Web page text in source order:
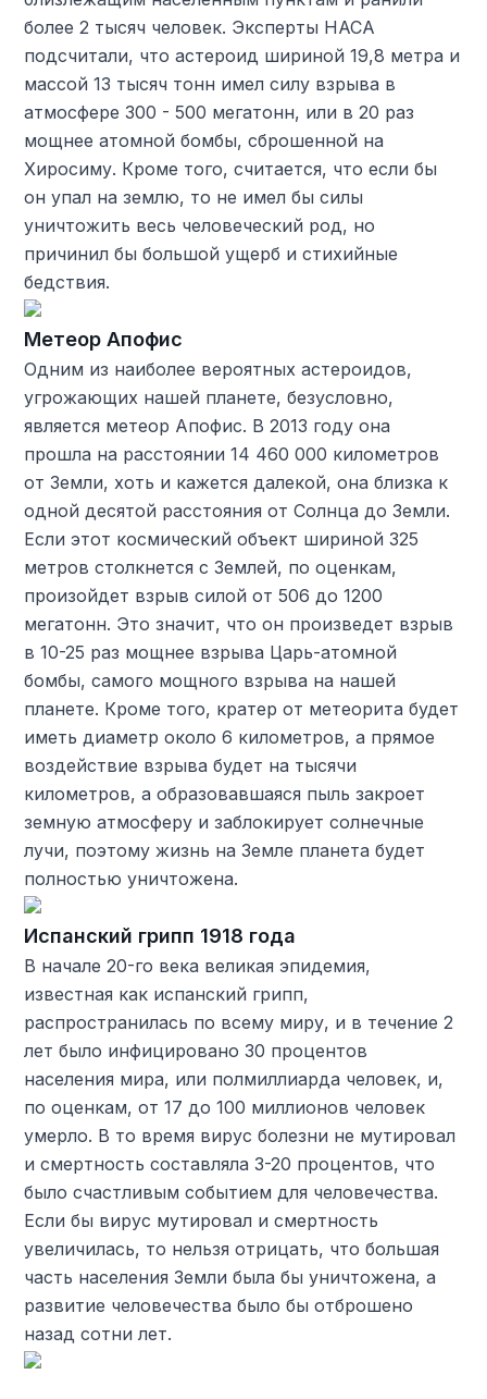
более 2 тысяч человек. Эксперты НАСА
подсчитали, что астероид шириной 19,8 метра и
массой 13 тысяч тонн имел силу взрыва в
атмосфере 300 - 500 мегатонн, или в 20 раз
мощнее атомной бомбы, сброшенной на
Хиросиму. Кроме того, считается, что если бы
он упал на землю, то не имел бы силы
уничтожить весь человеческий род, но
причинил бы большой ущерб и стихийные
бедствия.
Метеор Апофис
Одним из наиболее вероятных астероидов,
угрожающих нашей планете, безусловно,
является метеор Апофис. В 2013 году она
прошла на расстоянии 14 460 000 километров
от Земли, хоть и кажется далекой, она близка к
одной десятой расстояния от Солнца до Земли.
Если этот космический объект шириной 325
метров столкнется с Землей, по оценкам,
произойдет взрыв силой от 506 до 1200
мегатонн. Это значит, что он произведет взрыв
в 10-25 раз мощнее взрыва Царь-атомной
бомбы, самого мощного взрыва на нашей
планете. Кроме того, кратер от метеорита будет
иметь диаметр около 6 километров, а прямое
воздействие взрыва будет на тысячи
километров, а образовавшаяся пыль закроет
земную атмосферу и заблокирует солнечные
лучи, поэтому жизнь на Земле планета будет
полностью уничтожена.
Испанский грипп 1918 года
В начале 20-го века великая эпидемия,
известная как испанский грипп,
распространилась по всему миру, и в течение 2
лет было инфицировано 30 процентов
населения мира, или полмиллиарда человек, и,
по оценкам, от 17 до 100 миллионов человек
умерло. В то время вирус болезни не мутировал
и смертность составляла 3-20 процентов, что
было счастливым событием для человечества.
Если бы вирус мутировал и смертность
увеличилась, то нельзя отрицать, что большая
часть населения Земли была бы уничтожена, а
развитие человечества было бы отброшено
назад сотни лет.